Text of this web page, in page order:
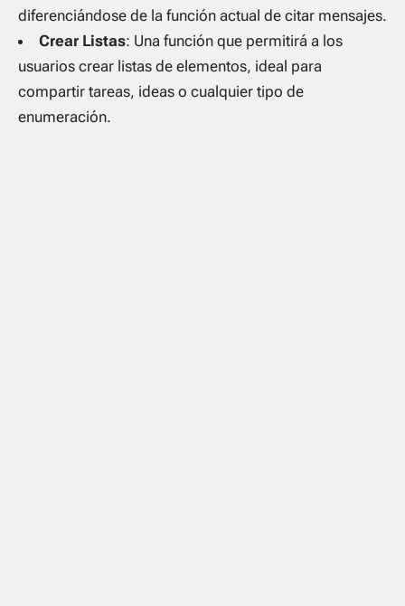
diferenciándose de la función actual de citar mensajes.
Crear Listas: Una función que permitirá a los
usuarios crear listas de elementos, ideal para
compartir tareas, ideas o cualquier tipo de
enumeración.